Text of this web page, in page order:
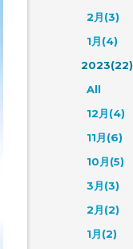
2月(3)
1月(4)
2023(22)
All
12月(4)
11月(6)
10月(5)
3月(3)
2月(2)
1月(2)